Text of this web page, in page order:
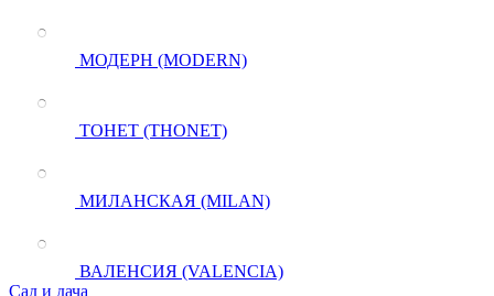
МОДЕРН (MODERN)
ТОНЕТ (THONET)
МИЛАНСКАЯ (MILAN)
ВАЛЕНСИЯ (VALENCIA)
Сад и дача